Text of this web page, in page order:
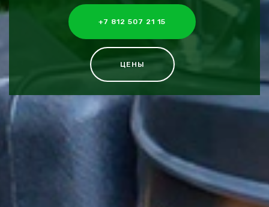
+7 812 507 21 15
ЦЕНЫ